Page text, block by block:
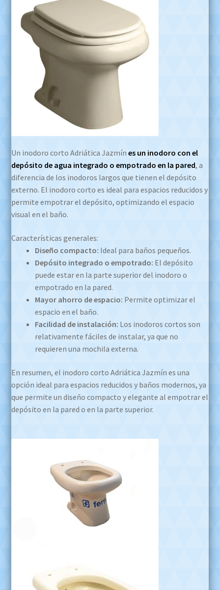
Un inodoro corto Adriática Jazmín es un inodoro con el
depósito de agua integrado o empotrado en la pared, a
diferencia de los inodoros largos que tienen el depósito
externo. El inodoro corto es ideal para espacios reducidos y
permite empotrar el depósito, optimizando el espacio
visual en el baño.
Características generales:
Diseño compacto: Ideal para baños pequeños.
Depósito integrado o empotrado: El depósito
puede estar en la parte superior del inodoro o
empotrado en la pared.
Mayor ahorro de espacio: Permite optimizar el
espacio en el baño.
Facilidad de instalación: Los inodoros cortos son
relativamente fáciles de instalar, ya que no
requieren una mochila externa.
En resumen, el inodoro corto Adriática Jazmín es una
opción ideal para espacios reducidos y baños modernos, ya
que permite un diseño compacto y elegante al empotrar el
depósito en la pared o en la parte superior.